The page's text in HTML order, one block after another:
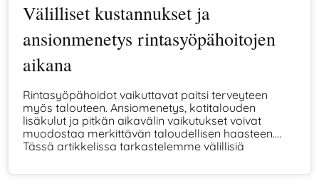
Välilliset kustannukset ja
ansionmenetys rintasyöpähoitojen
aikana
Rintasyöpähoidot vaikuttavat paitsi terveyteen
myös talouteen. Ansiomenetys, kotitalouden
lisäkulut ja pitkän aikavälin vaikutukset voivat
muodostaa merkittävän taloudellisen haasteen.
Tässä artikkelissa tarkastelemme välillisiä